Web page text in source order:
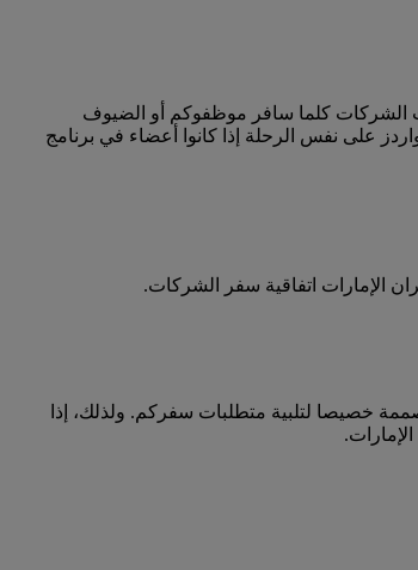
الشركات كلما سافر موظفوكم أو الضيوف
على نفس الرحلة إذا كانوا أعضاء في برنامج
الإمارات اتفاقية سفر الشركات.
خصيصا لتلبية متطلبات سفركم. ولذلك، إذا